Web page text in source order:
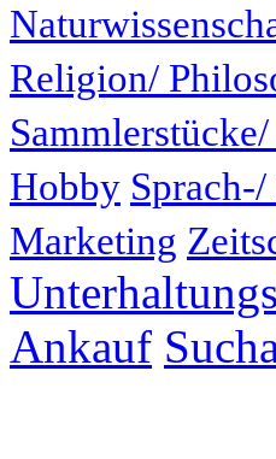
Religion/
Hobby
Marketing
Ankauf